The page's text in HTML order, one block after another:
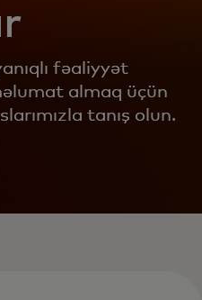
fəaliyyət
almaq üçün
tanış olun.